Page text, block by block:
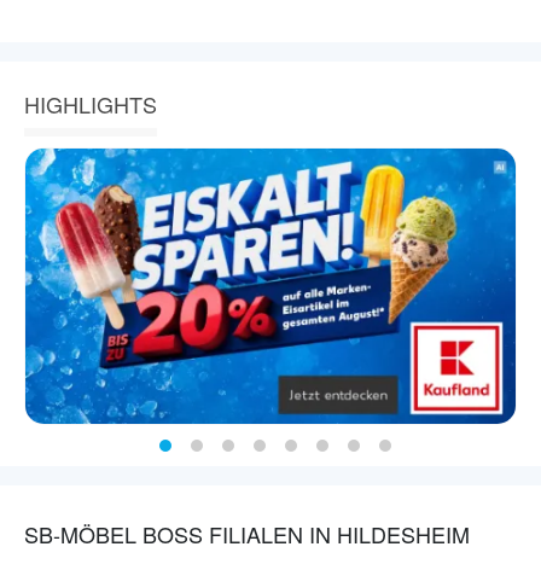
HIGHLIGHTS
SB-MÖBEL BOSS FILIALEN IN HILDESHEIM